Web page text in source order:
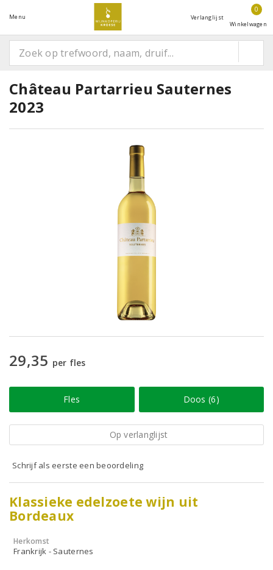
Menu Verlanglijst
0
Winkelwagen
Château Partarrieu Sauternes
2023
29,35 per fles
Fles Doos (6)
Op verlanglijst
Schrijf als eerste een beoordeling
Klassieke edelzoete wijn uit
Bordeaux
Herkomst
Frankrijk - Sauternes